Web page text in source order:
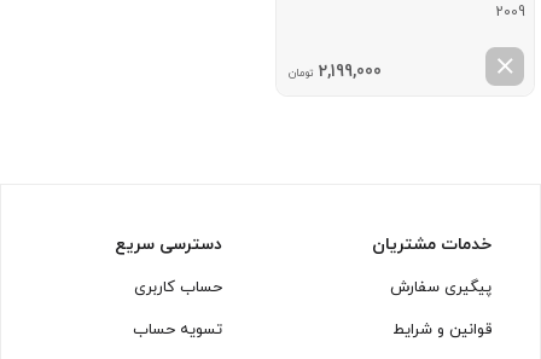
2009
2,199,000 تومان
خدمات مشتریان
پیگیری سفارش
قوانین و شرایط
دسترسی سریع
حساب کاربری
تسویه حساب